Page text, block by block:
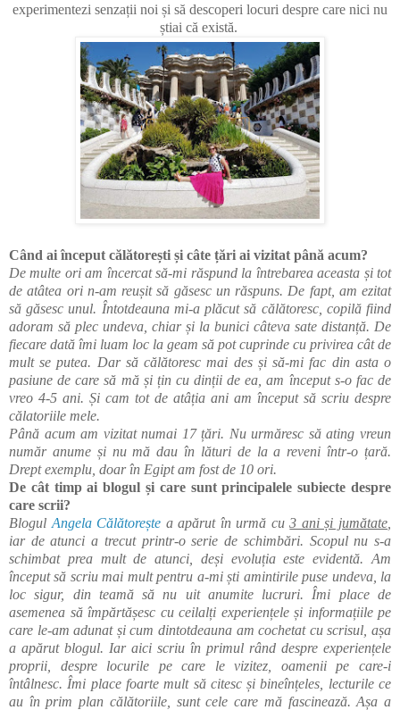
experimentezi senzații noi și să descoperi locuri despre care nici nu
știai că există.
Când ai început călătorești și câte țări ai vizitat până acum?
De multe ori am încercat să-mi răspund la întrebarea aceasta și tot
de atâtea ori n-am reușit să găsesc un răspuns. De fapt, am ezitat
să găsesc unul. Întotdeauna mi-a plăcut să călătoresc, copilă fiind
adoram să plec undeva, chiar și la bunici câteva sate distanță. De
fiecare dată îmi luam loc la geam să pot cuprinde cu privirea cât de
mult se putea. Dar să călătoresc mai des și să-mi fac din asta o
pasiune de care să mă și țin cu dinții de ea, am început s-o fac de
vreo 4-5 ani. Și cam tot de atâția ani am început să scriu despre
călatoriile mele.
Până acum am vizitat numai 17 țări. Nu urmăresc să ating vreun
număr anume și nu mă dau în lături de la a reveni într-o țară.
Drept exemplu, doar în Egipt am fost de 10 ori.
De cât timp ai blogul și care sunt principalele subiecte despre
care scrii?
Blogul Angela Călătorește a apărut în urmă cu3 ani și jumătate
iar de atunci a trecut printr-o serie de schimbări. Scopul nu s-a
schimbat prea mult de atunci, deși evoluția este evidentă. Am
început să scriu mai mult pentru a-mi ști amintirile puse undeva, la
loc sigur, din teamă să nu uit anumite lucruri. Îmi place de
asemenea să împărtășesc cu ceilalți experiențele și informațiile pe
care le-am adunat și cum dintotdeauna am cochetat cu scrisul, așa
a apărut blogul. Iar aici scriu în primul rând despre experiențele
proprii, despre locurile pe care le vizitez, oamenii pe care-i
întâlnesc. Îmi place foarte mult să citesc și bineînțeles, lecturile ce
au în prim plan călătoriile, sunt cele care mă fascinează. Așa a